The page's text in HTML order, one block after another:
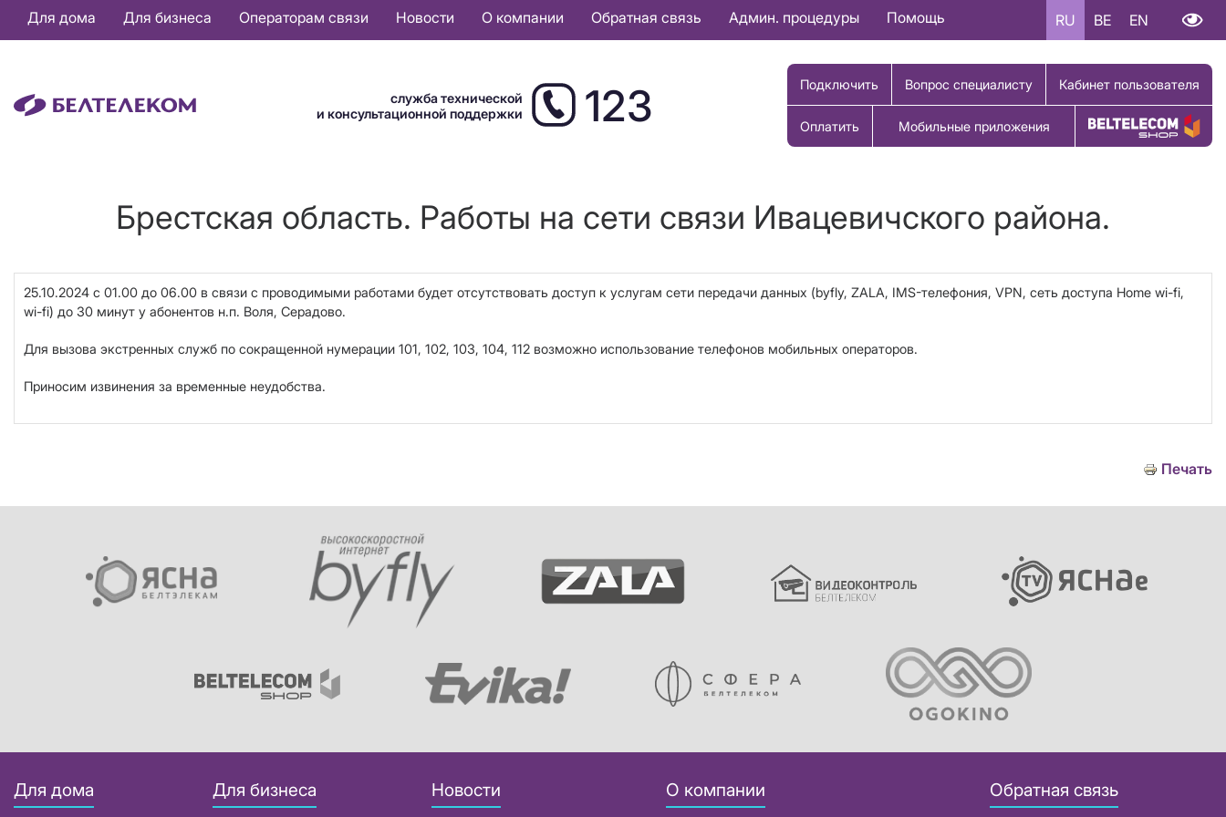
Основная
навигация
Для дома Для бизнеса Операторам связи Новости О компании Обратная связь Админ. процедуры Помощь RU BE EN
служба технической
и консультационной поддержки
123 Подключить Вопрос специалисту Кабинет пользователя
Оплатить Мобильные приложения Купить товар
Брестская область. Работы на сети связи Ивацевичского района.
25.10.2024 с 01.00 до 06.00 в связи с проводимыми работами будет отсутствовать доступ к услугам сети передачи данных (byfly, ZALA, IMS-телефония, VPN, сеть доступа Home wi-fi,
wi-fi) до 30 минут у абонентов н.п. Воля, Серадово.
Для вызова экстренных служб по сокращенной нумерации 101, 102, 103, 104, 112 возможно использование телефонов мобильных операторов.
Приносим извинения за временные неудобства.
Печать
Для дома Для бизнеса Новости О компании Обратная связь